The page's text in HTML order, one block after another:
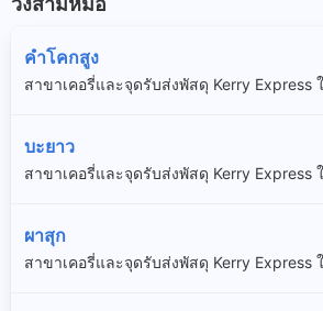
คำโคกสูง
สาขาเคอรี่และจุดรับส่งพัสดุ Kerry Express
บะยาว
สาขาเคอรี่และจุดรับส่งพัสดุ Kerry Express
ผาสุก
สาขาเคอรี่และจุดรับส่งพัสดุ Kerry Express